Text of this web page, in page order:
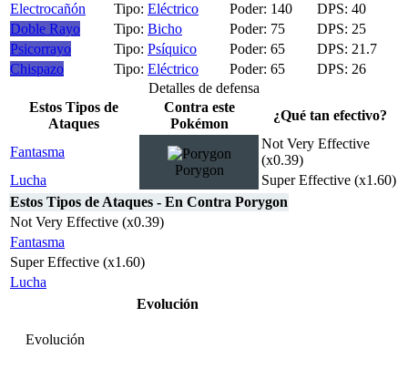
Electrocañón
Eléctrico 140
40
Doble Rayo
Bicho 75
25
Psicorrayo
Psíquico 65
21.7
Chispazo
Eléctrico 65
26
Detalles de defensa
Estos Tipos de
Ataques
Contra este
Pokémon
¿Qué tan efectivo?
Fantasma
Porygon
Not Very Effective
(x0.39)
Lucha
Super Effective (x1.60)
Estos Tipos de Ataques - En Contra Porygon
Not Very Effective (x0.39)
Fantasma
Super Effective (x1.60)
Lucha
Evolución
Evolución